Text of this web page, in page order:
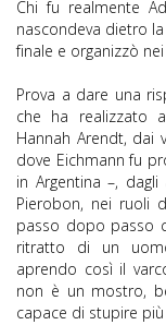
Chi fu realmente
nascondeva dietro
finale e organizzò
Prova a dare una
che ha realizzato
Hannah Arendt, dai
dove Eichmann fu
in Argentina –,
Pierobon, nei ruoli
passo dopo passo
ritratto di un
aprendo così il
non è un mostro,
capace di stupire